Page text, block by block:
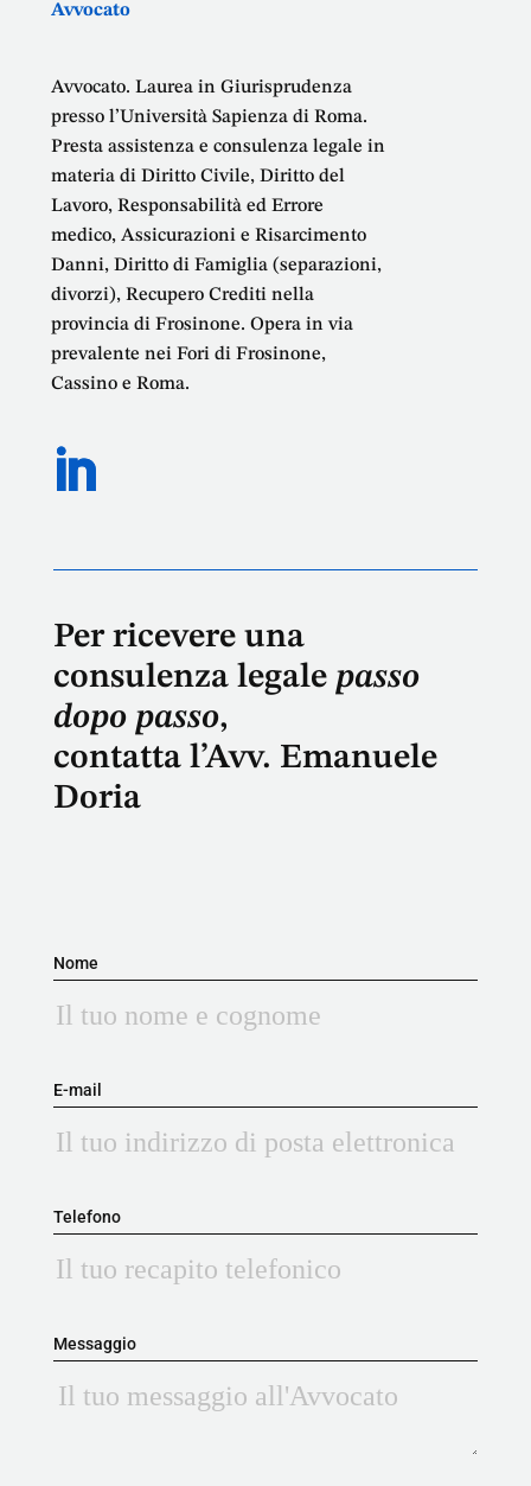
Avvocato
Avvocato. Laurea in Giurisprudenza
presso l’Università Sapienza di Roma.
Presta assistenza e consulenza legale in
materia di Diritto Civile, Diritto del
Lavoro, Responsabilità ed Errore
medico, Assicurazioni e Risarcimento
Danni, Diritto di Famiglia (separazioni,
divorzi), Recupero Crediti nella
provincia di Frosinone. Opera in via
prevalente nei Fori di Frosinone,
Cassino e Roma.
Per ricevere una
consulenza legale passo
dopo passo,
contatta l’Avv. Emanuele
Doria
Nome
E-mail
Telefono
Messaggio